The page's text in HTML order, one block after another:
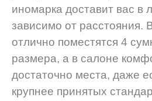
иномарка доставит вас в
зависимо от расстояния.
отлично поместятся 4
размера, а в салоне
достаточно места, даже
крупнее принятых